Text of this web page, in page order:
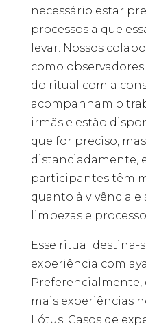
necessário estar
processos a que
levar. Nossos
como
do ritual com a
acompanham o
irmãs e estão
que for preciso,
distanciadamente,
participantes têm
quanto à vivência e
limpezas e
Esse ritual destina-
experiência com
mais experiências
Lótus. Casos de